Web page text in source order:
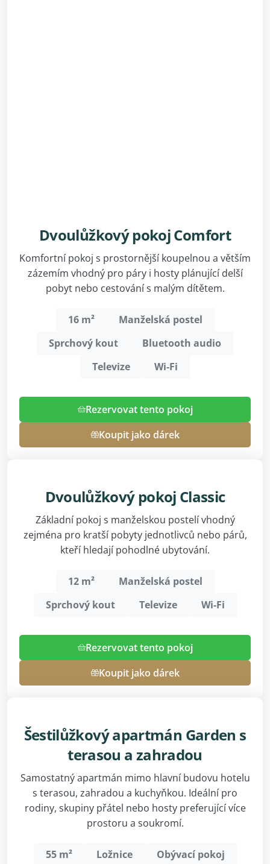
Dvoulůžkový pokoj Comfort
Komfortní pokoj s prostornější koupelnou a větším
zázemím vhodný pro páry i hosty plánující delší
pobyt nebo cestování s malým dítětem.
16 m²
Manželská postel
Sprchový kout
Bluetooth audio
Televize
Wi-Fi
Rezervovat tento pokoj
Koupit jako dárek
Dvoulůžkový pokoj Classic
Základní pokoj s manželskou postelí vhodný
zejména pro kratší pobyty jednotlivců nebo párů,
kteří hledají pohodlné ubytování.
12 m²
Manželská postel
Sprchový kout
Televize Wi-Fi
Rezervovat tento pokoj
Koupit jako dárek
Šestilůžkový apartmán Garden s
terasou a zahradou
Samostatný apartmán mimo hlavní budovu hotelu
s terasou, zahradou a kuchyňkou. Ideální pro
rodiny, skupiny přátel nebo hosty preferující více
prostoru a soukromí.
55 m² Ložnice
Obývací pokoj